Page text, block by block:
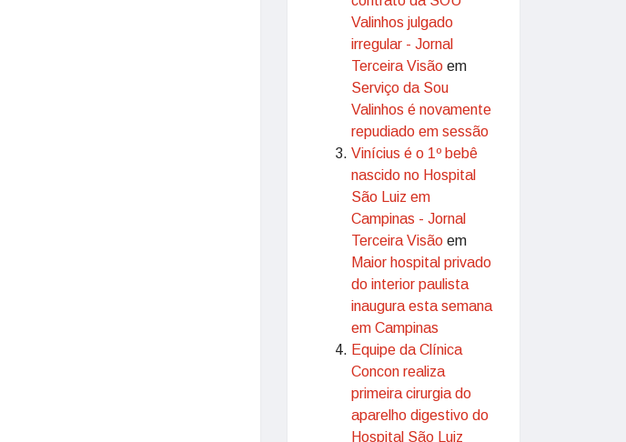
Valinhos julgado
irregular - Jornal
Terceira Visão em
Serviço da Sou
Valinhos é novamente
repudiado em sessão
Vinícius é o 1º bebê
nascido no Hospital
São Luiz em
Campinas - Jornal
Terceira Visão em
Maior hospital privado
do interior paulista
inaugura esta semana
em Campinas
Equipe da Clínica
Concon realiza
primeira cirurgia do
aparelho digestivo do
Hospital São Luiz